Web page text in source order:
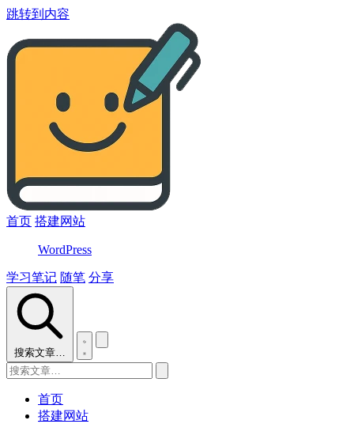
跳转到内容
首页 搭建网站
WordPress
学习笔记 随笔 分享
搜索文章…
首页
搭建网站